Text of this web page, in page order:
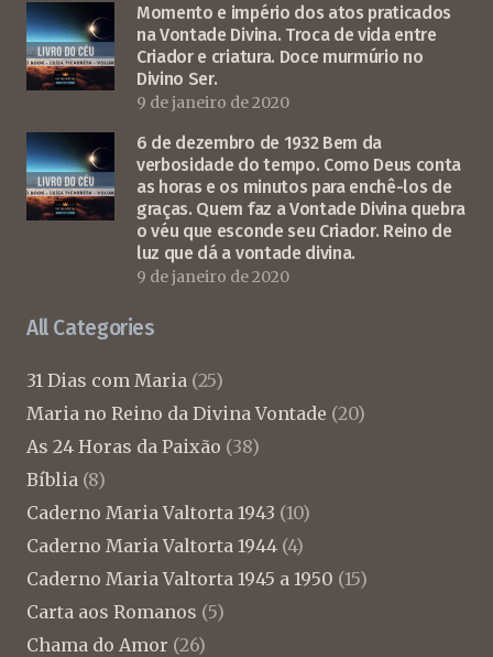
Momento e império dos atos praticados
na Vontade Divina. Troca de vida entre
Criador e criatura. Doce murmúrio no
Divino Ser.
9 de janeiro de 2020
6 de dezembro de 1932 Bem da
verbosidade do tempo. Como Deus conta
as horas e os minutos para enchê-los de
graças. Quem faz a Vontade Divina quebra
o véu que esconde seu Criador. Reino de
luz que dá a vontade divina.
9 de janeiro de 2020
All Categories
31 Dias com Maria (25)
Maria no Reino da Divina Vontade (20)
As 24 Horas da Paixão (38)
Bíblia (8)
Caderno Maria Valtorta 1943 (10)
Caderno Maria Valtorta 1944 (4)
Caderno Maria Valtorta 1945 a 1950 (15)
Carta aos Romanos (5)
Chama do Amor (26)